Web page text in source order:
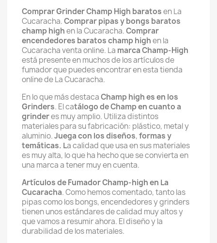
Comprar Grinder Champ High baratosen La
Cucaracha.Comprar pipas y bongs baratos
champ highen la Cucaracha.Comprar
encendedores baratos champ highen la
Cucaracha venta online. La marca Champ-High
está presente en muchos de los artículos de
fumador que puedes encontrar en esta tienda
online de La Cucaracha.
En lo que más destacaChamp high es en los
Grinders. El catálogo de Champ en cuanto a
grinderes muy amplio. Utiliza distintos
materiales para su fabricación: plástico, metal y
aluminio.Juega con losdiseños,formas y
temáticas. La calidad que usa en sus materiales
es muy alta, lo que ha hecho que se convierta en
una marca a tener muy en cuenta.
Artículos de Fumador Champ-high en La
Cucaracha. Como hemos comentado, tanto las
pipas como los bongs, encendedores y grinders
tienen unos estándares de calidad muy altos y
que vamos a resumir ahora. El diseño y la
durabilidad de los materiales.